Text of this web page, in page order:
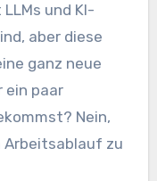
und KI-
aber diese
ganz neue
ein paar
Nein,
Arbeitsablauf zu